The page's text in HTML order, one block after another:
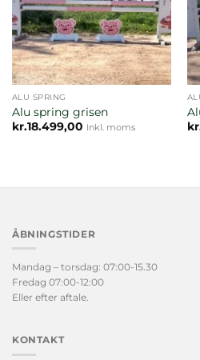
ALU SPRING
Alu spring grisen
kr.18.499,00 Inkl. moms
ÅBNINGSTIDER
Mandag – torsdag: 07:00-15.30
Fredag 07:00-12:00
Eller efter aftale.
KONTAKT